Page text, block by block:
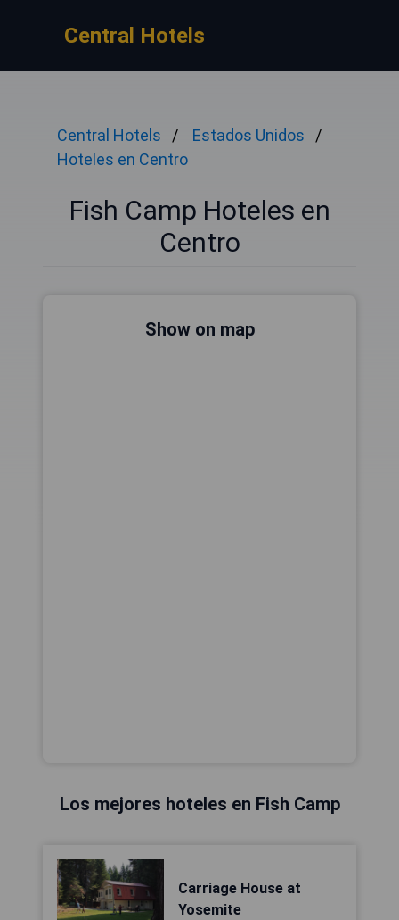
Central Hotels
Central Hotels
Estados Unidos
Hoteles en Centro
Fish Camp Hoteles en
Centro
Show on map
Los mejores hoteles en Fish Camp
Carriage House at
Yosemite